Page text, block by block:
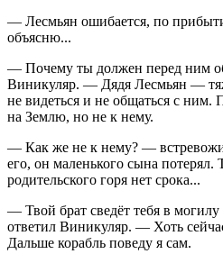
— Лесмьян ошибается, по
объясню...
— Почему ты должен перед ним
Виникуляр. — Дядя Лесмьян —
не видеться и не общаться с ним.
на Землю, но не к нему.
— Как же не к нему? —
его, он маленького сына
родительского горя нет срока...
— Твой брат сведёт тебя в
ответил Виникуляр. — Хоть
Дальше корабль поведу я сам.